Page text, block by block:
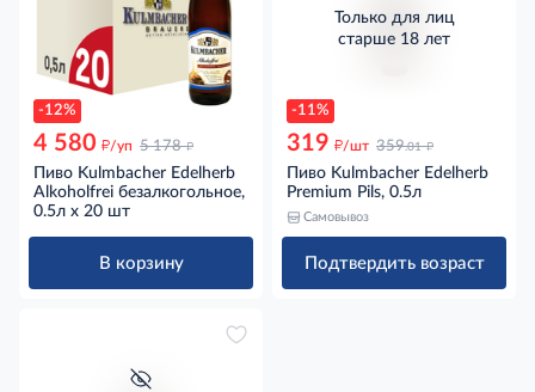
-12%
4 580 д/уп 5 178 д
Пиво Kulmbacher Edelherb
Alkoholfrei безалкогольное,
0.5л x 20 шт
В корзину
-11%
Только для лиц
старше 18 лет
319 д/шт 359.01 д
Пиво Kulmbacher Edelherb
Premium Pils, 0.5л
Самовывоз
Подтвердить возраст